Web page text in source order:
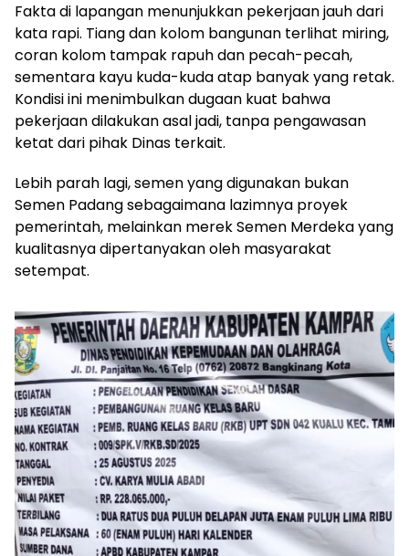
Fakta di lapangan menunjukkan pekerjaan jauh dari
kata rapi. Tiang dan kolom bangunan terlihat miring,
coran kolom tampak rapuh dan pecah-pecah,
sementara kayu kuda-kuda atap banyak yang retak.
Kondisi ini menimbulkan dugaan kuat bahwa
pekerjaan dilakukan asal jadi, tanpa pengawasan
ketat dari pihak Dinas terkait.
Lebih parah lagi, semen yang digunakan bukan
Semen Padang sebagaimana lazimnya proyek
pemerintah, melainkan merek Semen Merdeka yang
kualitasnya dipertanyakan oleh masyarakat
setempat.